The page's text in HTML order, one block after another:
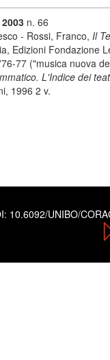
n. 66
- Rossi, Franco, Il
Edizioni Fondazione
77 ("musica nuova
L'Indice dei
1996 2 v.
10.6092/UNIBO/